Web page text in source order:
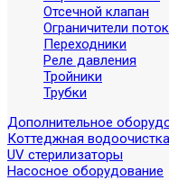
Отсечной клапан
Ограничители
Переходники
Реле давления
Тройники
Трубки
Дополнительное
Коттеджная водоочистка
UV стерилизаторы
Насосное оборудование